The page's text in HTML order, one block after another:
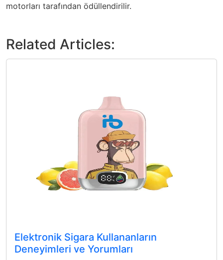
motorları tarafından ödüllendirilir.
Related Articles:
Elektronik Sigara Kullananların
Deneyimleri ve Yorumları